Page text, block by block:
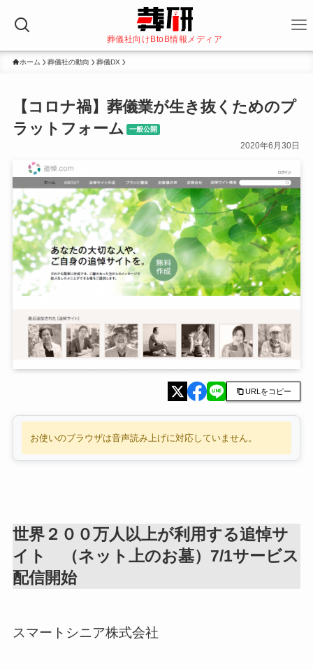
葬儀社向けBtoB情報メディア
ホーム 葬儀社の動向 葬儀DX
【コロナ禍】葬儀業が生き抜くためのプ
ラットフォーム
一般公開
2020年6月30日
URLをコピー
お使いのブラウザは音声読み上げに対応していません。
世界２００万人以上が利用する追悼サ
イト （ネット上のお墓）7/1サービス
配信開始
スマートシニア株式会社